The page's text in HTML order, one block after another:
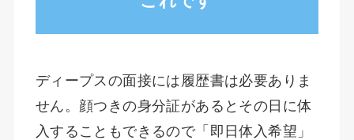
ディープスの面接には履歴書は必要ありま
せん。顔つきの身分証があるとその日に体
入することもできるので「即日体入希望」